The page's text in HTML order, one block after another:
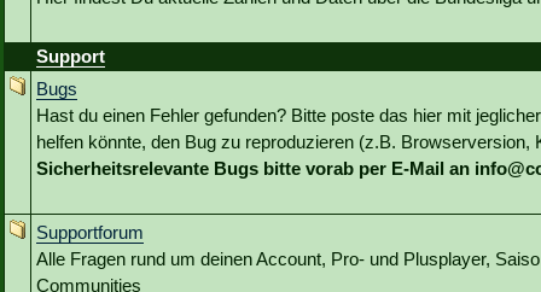
Support
Bugs
Hast du einen Fehler gefunden? Bitte poste das hier mit
helfen könnte, den Bug zu reproduzieren (z.B. Browserversion,
Sicherheitsrelevante Bugs bitte vorab per E-Mail an
Supportforum
Alle Fragen rund um deinen Account, Pro- und Plusplayer,
Communities